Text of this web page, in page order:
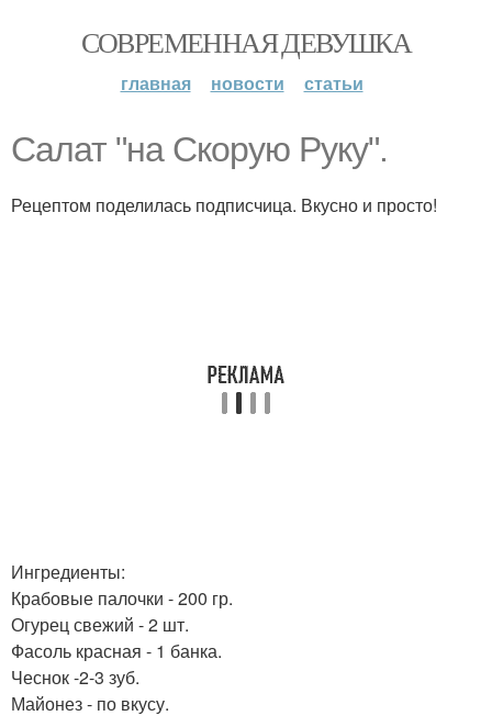
СОВРЕМЕННАЯ ДЕВУШКА
главная новости статьи
Салат "на Скорую Руку".
Рецептом поделилась подписчица. Вкусно и просто!
Ингредиенты:
Крабовые палочки - 200 гр.
Огурец свежий - 2 шт.
Фасоль красная - 1 банка.
Чеснок -2-3 зуб.
Майонез - по вкусу.